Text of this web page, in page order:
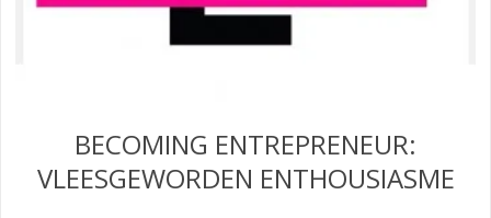
BECOMING ENTREPRENEUR:
VLEESGEWORDEN ENTHOUSIASME